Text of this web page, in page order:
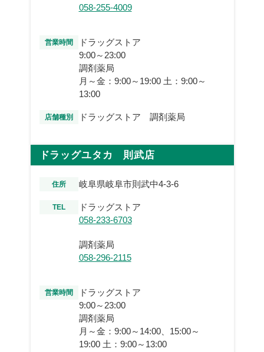
058-255-4009
営業時間
ドラッグストア
9:00～23:00
調剤薬局
月～金：9:00～19:00 土：9:00～
13:00
店舗種別 ドラッグストア 調剤薬局
ドラッグユタカ 則武店
住所 岐阜県岐阜市則武中4-3-6
TEL
ドラッグストア
058-233-6703
調剤薬局
058-296-2115
営業時間
ドラッグストア
9:00～23:00
調剤薬局
月～金：9:00～14:00、15:00～
19:00 土：9:00～13:00